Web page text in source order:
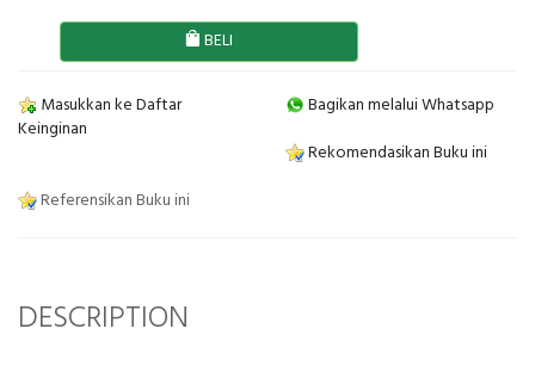
BELI
Masukkan ke Daftar
Keinginan
Bagikan melalui Whatsapp
Rekomendasikan Buku ini
Referensikan Buku ini
DESCRIPTION